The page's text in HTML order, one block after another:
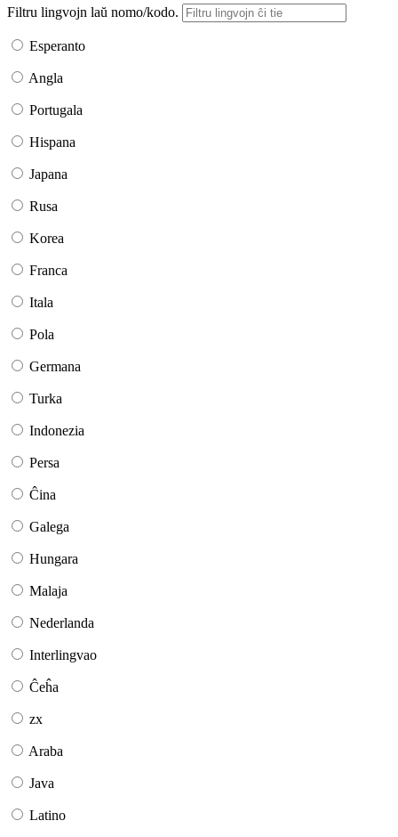
Filtru lingvojn laŭ nomo/kodo.
Esperanto
Angla
Portugala
Hispana
Japana
Rusa
Korea
Franca
Itala
Pola
Germana
Turka
Indonezia
Persa
Ĉina
Galega
Hungara
Malaja
Nederlanda
Interlingvao
Ĉeĥa
zx
Araba
Java
Latino